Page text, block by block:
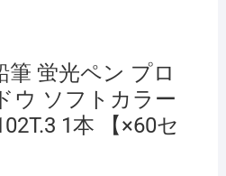
筆 蛍光ペン プロ
ウ ソフトカラー
1本 【×60セ